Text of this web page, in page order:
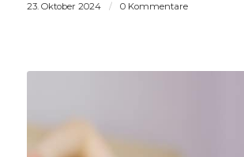
23. Oktober 2024 / 0 Kommentare